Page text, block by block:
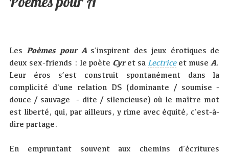
Les Poèmes pour A s’inspirent des jeux érotiques de
deux sex-friends : le poète Cyret sa Lectrice et muse A.
Leur éros s’est construit spontanément dans la
complicité d'une relation DS (dominante / soumise -
douce / sauvage - dite / silencieuse) où le maître mot
est liberté, qui, par ailleurs, y rime avec équité, c'est-à-
dire partage.
En empruntant souvent aux chemins d’écritures